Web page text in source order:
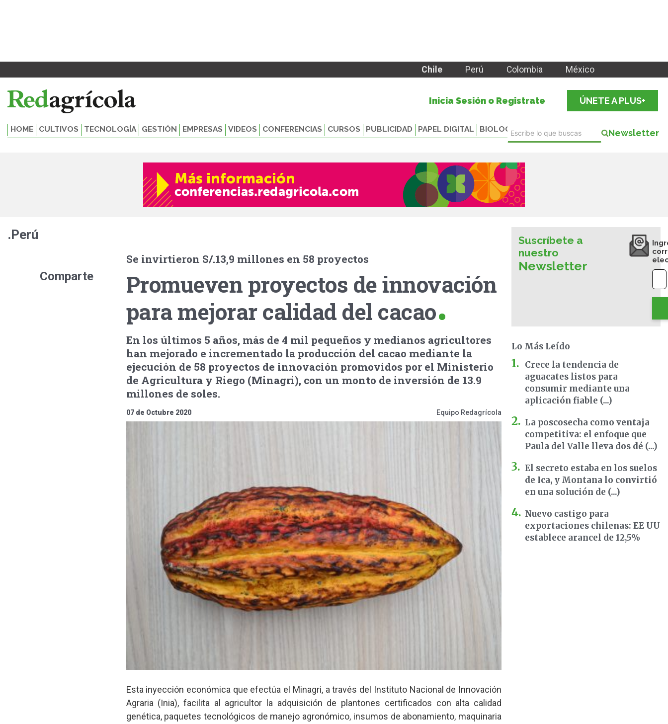
Chile Perú Colombia México
Inicia Sesión o Registrate ÚNETE A PLUS+
HOME CULTIVOS TECNOLOGÍA GESTIÓN EMPRESAS VIDEOS CONFERENCIAS CURSOS PUBLICIDAD PAPEL DIGITAL BIOLOGICALS Newsletter
.Perú
Comparte
Se invirtieron S/.13,9 millones en 58 proyectos
Promueven proyectos de innovación
para mejorar calidad del cacao
En los últimos 5 años, más de 4 mil pequeños y medianos agricultores
han mejorado e incrementado la producción del cacao mediante la
ejecución de 58 proyectos de innovación promovidos por el Ministerio
de Agricultura y Riego (Minagri), con un monto de inversión de 13.9
millones de soles.
07 de Octubre 2020 Equipo Redagrícola
Esta inyección económica que efectúa el Minagri, a través del Instituto Nacional de Innovación
Agraria (Inia), facilita al agricultor la adquisición de plantones certificados con alta calidad
genética, paquetes tecnológicos de manejo agronómico, insumos de abonamiento, maquinaria
Suscríbete a
nuestro
Newsletter
Lo Más Leído
Crece la tendencia de
aguacates listos para
consumir mediante una
aplicación fiable (...)
La poscosecha como ventaja
competitiva: el enfoque que
Paula del Valle lleva dos dé (...)
El secreto estaba en los suelos
de Ica, y Montana lo convirtió
en una solución de (...)
Nuevo castigo para
exportaciones chilenas: EE UU
establece arancel de 12,5%